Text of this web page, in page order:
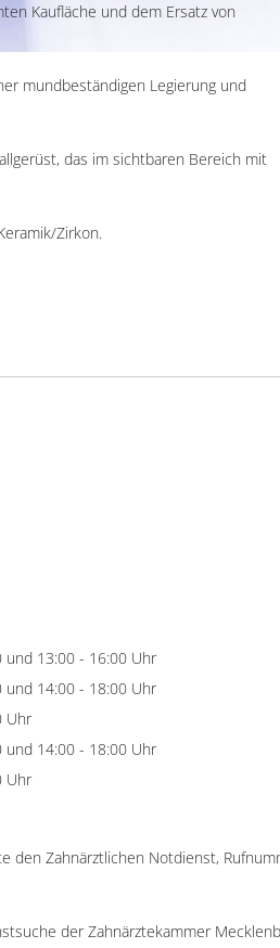
Kaufläche und dem Ersatz von
mundbeständigen Legierung und
das im sichtbaren Bereich mit
Zirkon.
und 13:00 - 16:00 Uhr
und 14:00 - 18:00 Uhr
Uhr
und 14:00 - 18:00 Uhr
Uhr
den Zahnärztlichen Notdienst,
der Zahnärztekammer